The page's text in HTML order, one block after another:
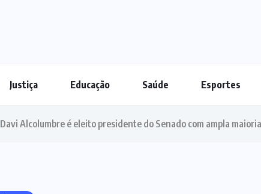
Justiça Educação Saúde Esportes
Davi Alcolumbre é eleito presidente do Senado com ampla maioria